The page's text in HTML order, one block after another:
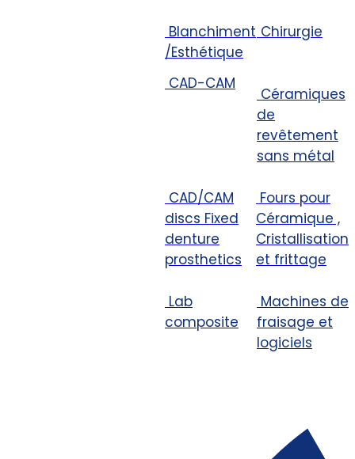
Blanchiment
/Esthétique
Chirurgie
CAD-CAM
Céramiques
de
revêtement
sans métal
CAD/CAM
discs Fixed
denture
prosthetics
Fours pour
Céramique ,
Cristallisation
et frittage
Lab
composite
Machines de
fraisage et
logiciels